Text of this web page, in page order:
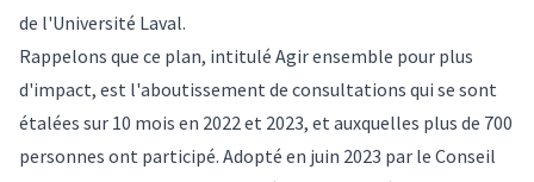
de l'Université Laval.
Rappelons que ce plan, intitulé Agir ensemble pour plus
d'impact, est l'aboutissement de consultations qui se sont
étalées sur 10 mois en 2022 et 2023, et auxquelles plus de 700
personnes ont participé. Adopté en juin 2023 par le Conseil